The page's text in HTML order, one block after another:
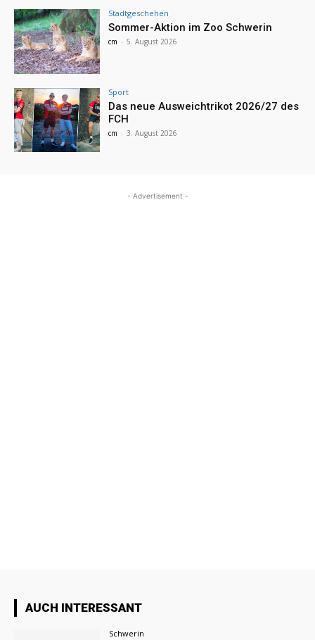
Stadtgeschehen
Sommer-Aktion im Zoo Schwerin
cm - 5. August 2026
Sport
Das neue Ausweichtrikot 2026/27 des
FCH
cm - 3. August 2026
- Advertisement -
AUCH INTERESSANT
Schwerin